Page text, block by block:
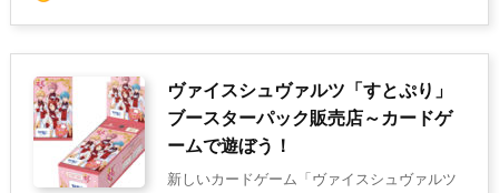
ヴァイスシュヴァルツ「すとぷり」
ブースターパック販売店～カードゲ
ームで遊ぼう！
新しいカードゲーム「ヴァイスシュヴァルツ